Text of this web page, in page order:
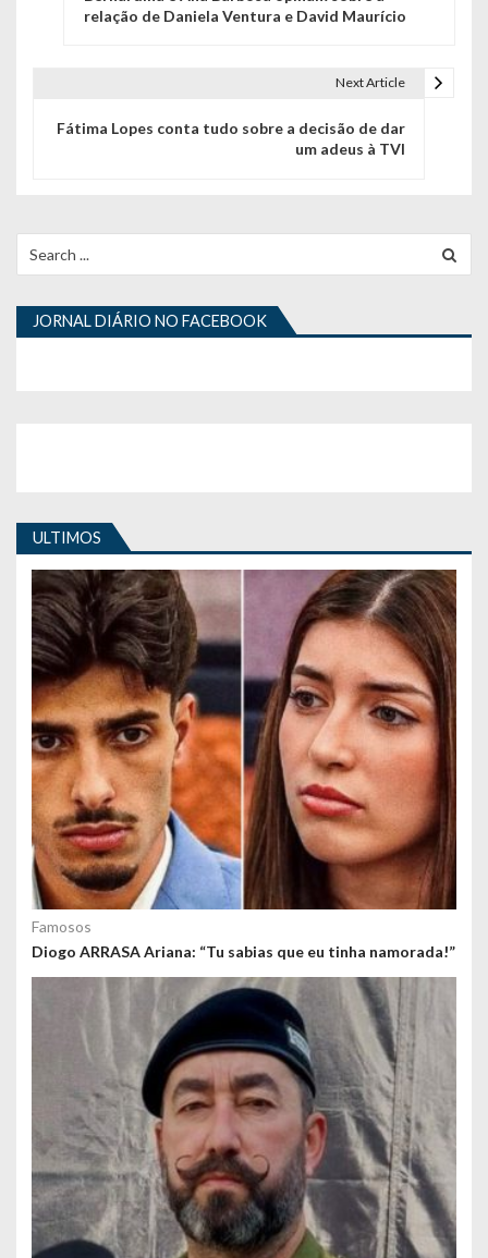
ã
o
d
i
g
o
s
relação de Daniela Ventura e David Maurício
Next Article
Fátima Lopes conta tudo sobre a decisão de dar
um adeus à TVI
for:
JORNAL DIÁRIO NO FACEBOOK
ULTIMOS
Famosos
Diogo ARRASA Ariana: “Tu sabias que eu tinha namorada!”